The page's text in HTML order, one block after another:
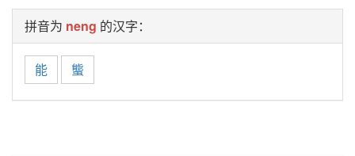
拼音为 neng 的汉字：
能 螚